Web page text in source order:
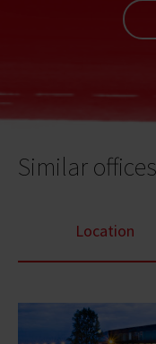
Similar offices
Location